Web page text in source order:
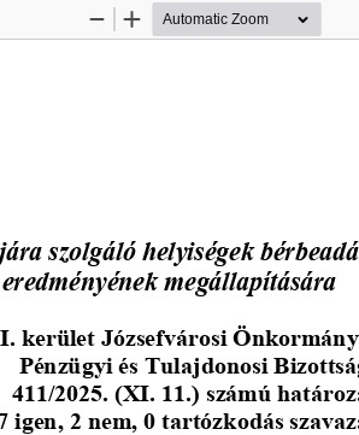
Zoom
Zoom
szolgáló helyiségek
megállapítására
kerület Józsefvárosi
Pénzügyi és Tulajdonosi
411/2025. (XI. 11.) számú
igen, 2 nem, 0 tartózkodás